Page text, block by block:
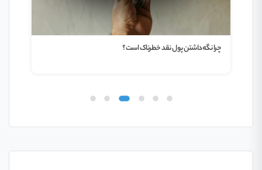
چرا نگه‌داشتن پول نقد خطرناک است؟